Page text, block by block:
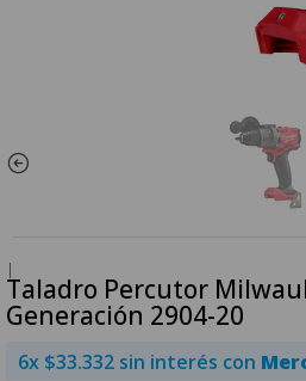
|
Taladro Percutor
Generación 2904-20
6x $33.332 sin interés con